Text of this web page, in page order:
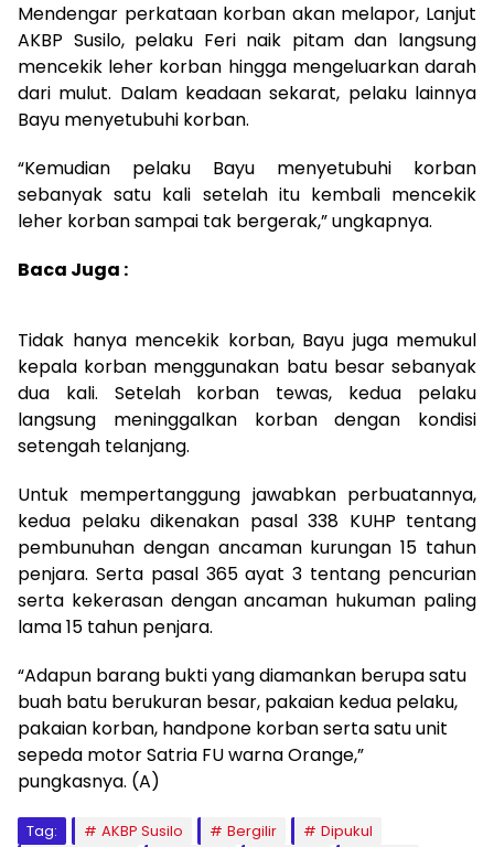
Mendengar perkataan korban akan melapor, Lanjut
AKBP Susilo, pelaku Feri naik pitam dan langsung
mencekik leher korban hingga mengeluarkan darah
dari mulut. Dalam keadaan sekarat, pelaku lainnya
Bayu menyetubuhi korban.
“Kemudian pelaku Bayu menyetubuhi korban
sebanyak satu kali setelah itu kembali mencekik
leher korban sampai tak bergerak,” ungkapnya.
Baca Juga :
Tidak hanya mencekik korban, Bayu juga memukul
kepala korban menggunakan batu besar sebanyak
dua kali. Setelah korban tewas, kedua pelaku
langsung meninggalkan korban dengan kondisi
setengah telanjang.
Untuk mempertanggung jawabkan perbuatannya,
kedua pelaku dikenakan pasal 338 KUHP tentang
pembunuhan dengan ancaman kurungan 15 tahun
penjara. Serta pasal 365 ayat 3 tentang pencurian
serta kekerasan dengan ancaman hukuman paling
lama 15 tahun penjara.
“Adapun barang bukti yang diamankan berupa satu
buah batu berukuran besar, pakaian kedua pelaku,
pakaian korban, handpone korban serta satu unit
sepeda motor Satria FU warna Orange,”
pungkasnya. (A)
Tag: AKBP Susilo Bergilir
Dipukul